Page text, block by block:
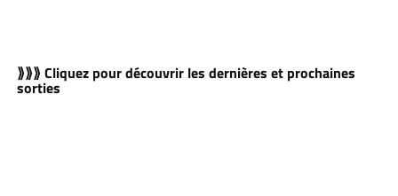
⟫⟫⟫ Cliquez pour découvrir les dernières et prochaines
sorties